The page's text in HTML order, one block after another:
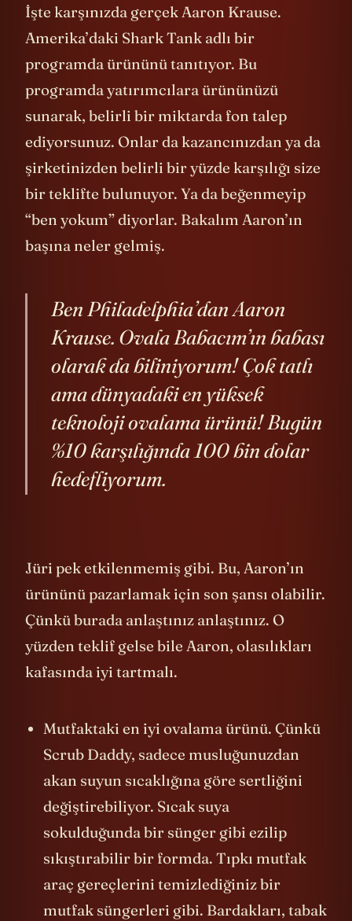
İşte karşınızda gerçek Aaron Krause.
Amerika’daki Shark Tank adlı bir
programda ürününü tanıtıyor. Bu
programda yatırımcılara ürününüzü
sunarak, belirli bir miktarda fon talep
ediyorsunuz. Onlar da kazancınızdan ya da
şirketinizden belirli bir yüzde karşılığı size
bir teklifte bulunuyor. Ya da beğenmeyip
“ben yokum” diyorlar. Bakalım Aaron’ın
Ben Philadelphia’dan Aaron
Krause. Ovala Babacım’ın babası
olarak da biliniyorum! Çok tatlı
ama dünyadaki en yüksek
teknoloji ovalama ürünü! Bugün
%10 karşılığında 100 bin dolar
Jüri pek etkilenmemiş gibi. Bu, Aaron’ın
ürününü pazarlamak için son şansı olabilir.
Çünkü burada anlaştınız anlaştınız. O
yüzden teklif gelse bile Aaron, olasılıkları
Mutfaktaki en iyi ovalama ürünü. Çünkü
Scrub Daddy, sadece musluğunuzdan
akan suyun sıcaklığına göre sertliğini
değiştirebiliyor. Sıcak suya
sokulduğunda bir sünger gibi ezilip
sıkıştırabilir bir formda. Tıpkı mutfak
araç gereçlerini temizlediğiniz bir